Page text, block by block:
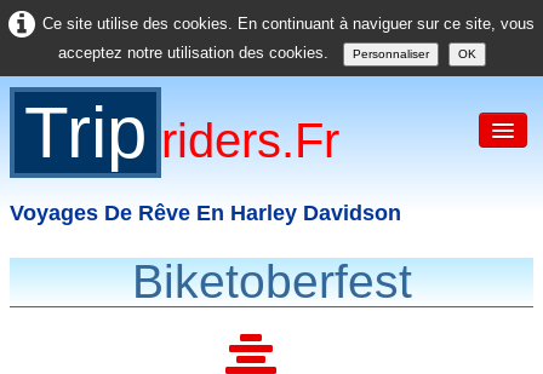
Ce site utilise des cookies. En continuant à naviguer sur ce site, vous
acceptez notre utilisation des cookies.
Personnaliser OK
Trip Riders.fr
Voyages De Rêve En Harley Davidson
Biketoberfest